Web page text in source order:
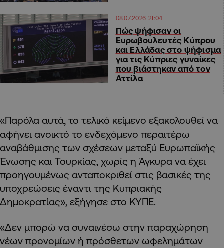
08.07.2026 21:04
Πώς ψήφισαν οι
Ευρωβουλευτές Κύπρου
και Ελλάδας στο ψήφισμα
για τις Κύπριες γυναίκες
που βιάστηκαν από τον
Αττίλα
«Παρόλα αυτά, το τελικό κείμενο εξακολουθεί να
αφήνει ανοικτό το ενδεχόμενο περαιτέρω
αναβάθμισης των σχέσεων μεταξύ Ευρωπαϊκής
Ένωσης και Τουρκίας, χωρίς η Άγκυρα να έχει
προηγουμένως ανταποκριθεί στις βασικές της
υποχρεώσεις έναντι της Κυπριακής
Δημοκρατίας», εξήγησε στο ΚΥΠΕ.
«Δεν μπορώ να συναινέσω στην παραχώρηση
νέων προνομίων ή πρόσθετων ωφελημάτων